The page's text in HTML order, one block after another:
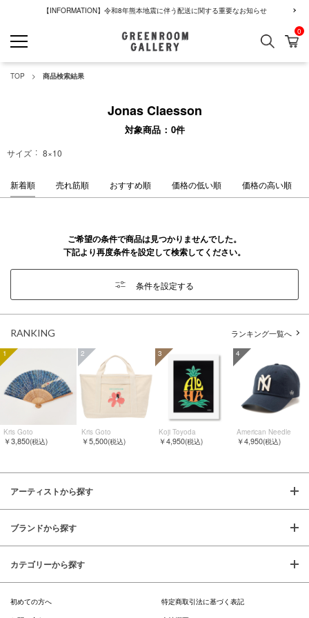
【INFORMATION】令和8年熊本地震に伴う配送に関する重要なお知らせ
検索 カ
0
TOP 商品検索結果
Jonas Claesson
対象商品 0件
サイズ 8×10
新着順 売れ筋順 おすすめ順 価格の低い順 価格の高い順
ご希望の条件で商品は見つかりませんでした。
下記より再度条件を設定して検索してください。
条件を設定する
RANKING ランキング一覧へ
1
Kris Goto
￥3,850(税込)
2
Kris Goto
￥5,500(税込)
3
Koji Toyoda
￥4,950(税込)
4
American Needle
￥4,950(税込)
アーティストから探す
ブランドから探す
カテゴリーから探す
初めての方へ
特定商取引法に基づく表記